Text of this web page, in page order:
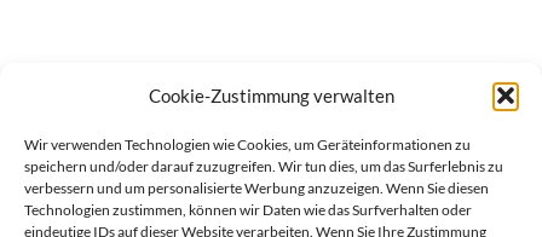
Cookie-Zustimmung verwalten
Wir verwenden Technologien wie Cookies, um Geräteinformationen zu
speichern und/oder darauf zuzugreifen. Wir tun dies, um das Surferlebnis zu
verbessern und um personalisierte Werbung anzuzeigen. Wenn Sie diesen
Technologien zustimmen, können wir Daten wie das Surfverhalten oder
eindeutige IDs auf dieser Website verarbeiten. Wenn Sie Ihre Zustimmung